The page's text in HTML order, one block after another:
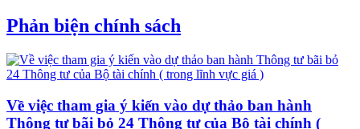
Phản biện chính sách
Về việc tham gia ý kiến vào dự thảo ban hành
Thông tư bãi bỏ 24 Thông tư của Bộ tài chính (